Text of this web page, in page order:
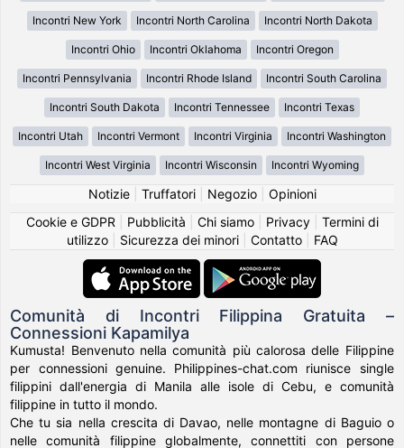
Incontri New York Incontri North Carolina Incontri North Dakota
Incontri Ohio Incontri Oklahoma Incontri Oregon
Incontri Pennsylvania Incontri Rhode Island Incontri South Carolina
Incontri South Dakota Incontri Tennessee Incontri Texas
Incontri Utah Incontri Vermont Incontri Virginia Incontri Washington
Incontri West Virginia Incontri Wisconsin Incontri Wyoming
Notizie| Truffatori| Negozio| Opinioni
Cookie e GDPR
Pubblicità Chi siamo| Privacy| Termini di
utilizzo| Sicurezza dei minori| Contatto| FAQ
Comunità di Incontri Filippina Gratuita –
Connessioni Kapamilya
Kumusta! Benvenuto nella comunità più calorosa delle Filippine
per connessioni genuine. Philippines-chat.com riunisce single
filippini dall'energia di Manila alle isole di Cebu, e comunità
filippine in tutto il mondo.
Che tu sia nella crescita di Davao, nelle montagne di Baguio o
nelle comunità filippine globalmente, connettiti con persone